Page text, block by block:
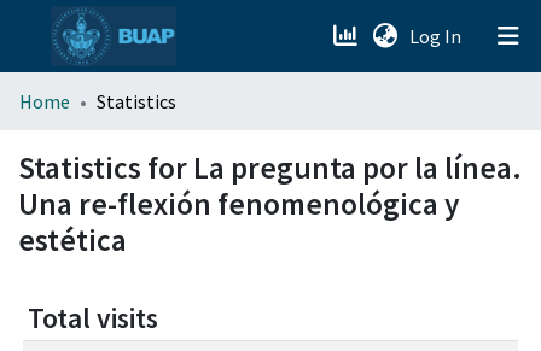
Log In (current)
menu.section.about_menu
All of DSpace
Home Statistics
Statistics for La pregunta por la línea.
Una re-flexión fenomenológica y
estética
Total visits